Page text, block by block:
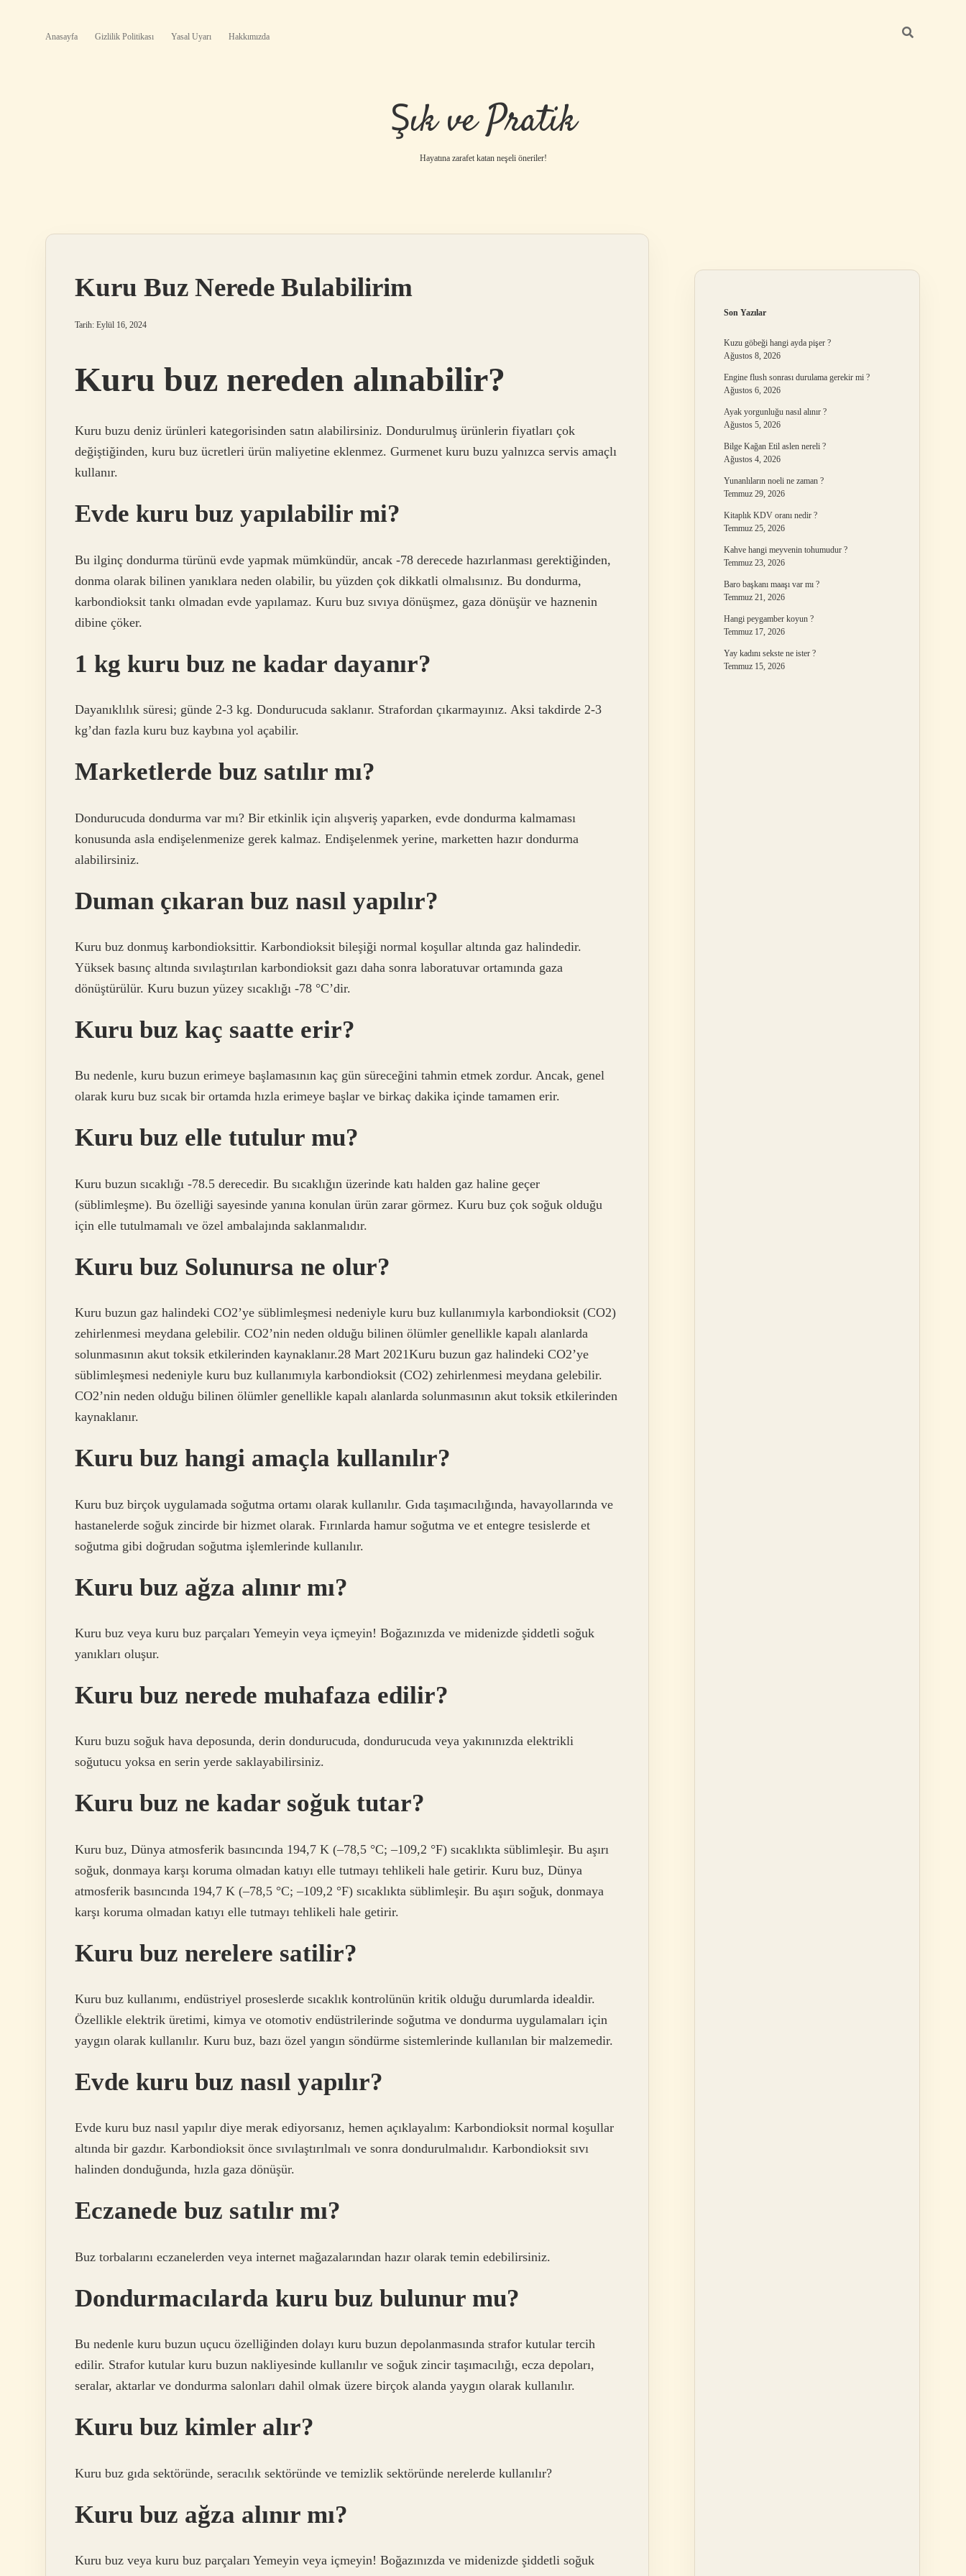
Anasayfa Gizlilik Politikası Yasal Uyarı Hakkımızda
Şık ve Pratik
Hayatına zarafet katan neşeli öneriler!
Kuru Buz Nerede Bulabilirim
Tarih: Eylül 16, 2024
Kuru buz nereden alınabilir?
Kuru buzu deniz ürünleri kategorisinden satın alabilirsiniz. Dondurulmuş ürünlerin fiyatları çok
değiştiğinden, kuru buz ücretleri ürün maliyetine eklenmez. Gurmenet kuru buzu yalnızca servis amaçlı
kullanır.
Evde kuru buz yapılabilir mi?
Bu ilginç dondurma türünü evde yapmak mümkündür, ancak -78 derecede hazırlanması gerektiğinden,
donma olarak bilinen yanıklara neden olabilir, bu yüzden çok dikkatli olmalısınız. Bu dondurma,
karbondioksit tankı olmadan evde yapılamaz. Kuru buz sıvıya dönüşmez, gaza dönüşür ve haznenin
dibine çöker.
1 kg kuru buz ne kadar dayanır?
Dayanıklılık süresi; günde 2-3 kg. Dondurucuda saklanır. Strafordan çıkarmayınız. Aksi takdirde 2-3
kg’dan fazla kuru buz kaybına yol açabilir.
Marketlerde buz satılır mı?
Dondurucuda dondurma var mı? Bir etkinlik için alışveriş yaparken, evde dondurma kalmaması
konusunda asla endişelenmenize gerek kalmaz. Endişelenmek yerine, marketten hazır dondurma
alabilirsiniz.
Duman çıkaran buz nasıl yapılır?
Kuru buz donmuş karbondioksittir. Karbondioksit bileşiği normal koşullar altında gaz halindedir.
Yüksek basınç altında sıvılaştırılan karbondioksit gazı daha sonra laboratuvar ortamında gaza
dönüştürülür. Kuru buzun yüzey sıcaklığı -78 °C’dir.
Kuru buz kaç saatte erir?
Bu nedenle, kuru buzun erimeye başlamasının kaç gün süreceğini tahmin etmek zordur. Ancak, genel
olarak kuru buz sıcak bir ortamda hızla erimeye başlar ve birkaç dakika içinde tamamen erir.
Kuru buz elle tutulur mu?
Kuru buzun sıcaklığı -78.5 derecedir. Bu sıcaklığın üzerinde katı halden gaz haline geçer
(süblimleşme). Bu özelliği sayesinde yanına konulan ürün zarar görmez. Kuru buz çok soğuk olduğu
için elle tutulmamalı ve özel ambalajında ​​saklanmalıdır.
Kuru buz Solunursa ne olur?
Kuru buzun gaz halindeki CO2’ye süblimleşmesi nedeniyle kuru buz kullanımıyla karbondioksit (CO2)
zehirlenmesi meydana gelebilir. CO2’nin neden olduğu bilinen ölümler genellikle kapalı alanlarda
solunmasının akut toksik etkilerinden kaynaklanır.28 Mart 2021Kuru buzun gaz halindeki CO2’ye
süblimleşmesi nedeniyle kuru buz kullanımıyla karbondioksit (CO2) zehirlenmesi meydana gelebilir.
CO2’nin neden olduğu bilinen ölümler genellikle kapalı alanlarda solunmasının akut toksik etkilerinden
kaynaklanır.
Kuru buz hangi amaçla kullanılır?
Kuru buz birçok uygulamada soğutma ortamı olarak kullanılır. Gıda taşımacılığında, havayollarında ve
hastanelerde soğuk zincirde bir hizmet olarak. Fırınlarda hamur soğutma ve et entegre tesislerde et
soğutma gibi doğrudan soğutma işlemlerinde kullanılır.
Kuru buz ağza alınır mı?
Kuru buz veya kuru buz parçaları Yemeyin veya içmeyin! Boğazınızda ve midenizde şiddetli soğuk
yanıkları oluşur.
Kuru buz nerede muhafaza edilir?
Kuru buzu soğuk hava deposunda, derin dondurucuda, dondurucuda veya yakınınızda elektrikli
soğutucu yoksa en serin yerde saklayabilirsiniz.
Kuru buz ne kadar soğuk tutar?
Kuru buz, Dünya atmosferik basıncında 194,7 K (–78,5 °C; –109,2 °F) sıcaklıkta süblimleşir. Bu aşırı
soğuk, donmaya karşı koruma olmadan katıyı elle tutmayı tehlikeli hale getirir. Kuru buz, Dünya
atmosferik basıncında 194,7 K (–78,5 °C; –109,2 °F) sıcaklıkta süblimleşir. Bu aşırı soğuk, donmaya
karşı koruma olmadan katıyı elle tutmayı tehlikeli hale getirir.
Kuru buz nerelere satilir?
Kuru buz kullanımı, endüstriyel proseslerde sıcaklık kontrolünün kritik olduğu durumlarda idealdir.
Özellikle elektrik üretimi, kimya ve otomotiv endüstrilerinde soğutma ve dondurma uygulamaları için
yaygın olarak kullanılır. Kuru buz, bazı özel yangın söndürme sistemlerinde kullanılan bir malzemedir.
Evde kuru buz nasıl yapılır?
Evde kuru buz nasıl yapılır diye merak ediyorsanız, hemen açıklayalım: Karbondioksit normal koşullar
altında bir gazdır. Karbondioksit önce sıvılaştırılmalı ve sonra dondurulmalıdır. Karbondioksit sıvı
halinden donduğunda, hızla gaza dönüşür.
Eczanede buz satılır mı?
Buz torbalarını eczanelerden veya internet mağazalarından hazır olarak temin edebilirsiniz.
Dondurmacılarda kuru buz bulunur mu?
Bu nedenle kuru buzun uçucu özelliğinden dolayı kuru buzun depolanmasında strafor kutular tercih
edilir. Strafor kutular kuru buzun nakliyesinde kullanılır ve soğuk zincir taşımacılığı, ecza depoları,
seralar, aktarlar ve dondurma salonları dahil olmak üzere birçok alanda yaygın olarak kullanılır.
Kuru buz kimler alır?
Kuru buz gıda sektöründe, seracılık sektöründe ve temizlik sektöründe nerelerde kullanılır?
Kuru buz ağza alınır mı?
Kuru buz veya kuru buz parçaları Yemeyin veya içmeyin! Boğazınızda ve midenizde şiddetli soğuk
Son Yazılar
Kuzu göbeği hangi ayda pişer ?
Ağustos 8, 2026
Engine flush sonrası durulama gerekir mi ?
Ağustos 6, 2026
Ayak yorgunluğu nasıl alınır ?
Ağustos 5, 2026
Bilge Kağan Etil aslen nereli ?
Ağustos 4, 2026
Yunanlıların noeli ne zaman ?
Temmuz 29, 2026
Kitaplık KDV oranı nedir ?
Temmuz 25, 2026
Kahve hangi meyvenin tohumudur ?
Temmuz 23, 2026
Baro başkanı maaşı var mı ?
Temmuz 21, 2026
Hangi peygamber koyun ?
Temmuz 17, 2026
Yay kadını sekste ne ister ?
Temmuz 15, 2026